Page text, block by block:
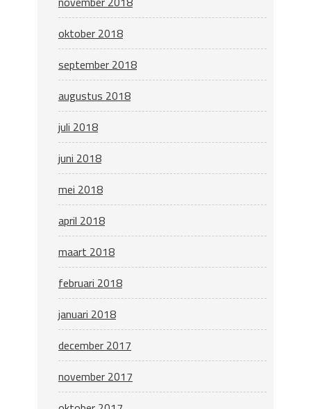
oktober 2018
september 2018
augustus 2018
juli 2018
juni 2018
mei 2018
april 2018
maart 2018
februari 2018
januari 2018
december 2017
november 2017